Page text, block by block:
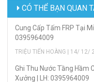
CÓ THỂ BẠN QUAN
Cung Cấp Tấm FRP Tại
0395964009
TRIỆU TIẾN HOÀNG | 14/ 12/
Ghi Thu Nước Tầng Hầm
Xưởng | LH: 0395964009